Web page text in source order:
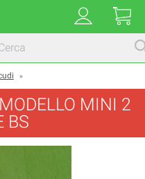
»
MINI 2
BS